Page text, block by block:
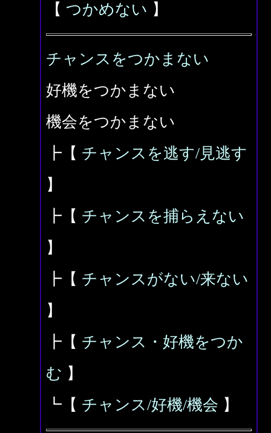
【 つかめない 】
チャンスをつかまない
好機をつかまない
機会をつかまない
┣【 チャンスを逃す/見逃す
】
┣【 チャンスを捕らえない
】
┣【 チャンスがない/来ない
】
┣【 チャンス・好機をつか
む 】
┗【 チャンス/好機/機会 】